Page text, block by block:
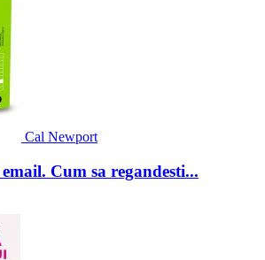
Cal Newport
Cum sa regandesti...